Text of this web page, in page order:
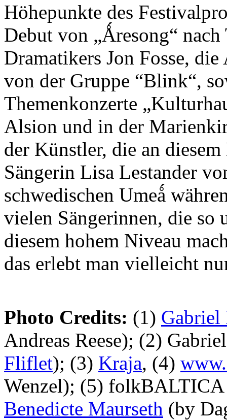
Höhepunkte des
Debut von „Ǻresong“
Dramatikers Jon Fosse,
von der Gruppe “Blink“,
Themenkonzerte
Alsion und in der
der Künstler, die an
Sängerin Lisa Lestander
schwedischen Umeǻ
vielen Sängerinnen, die
diesem hohem Niveau
das erlebt man vielleicht
Photo Credits: (1)
Andreas Reese); (2)
Fliflet); (3) Kraja, (4)
Wenzel); (5)
Benedicte Maurseth (by